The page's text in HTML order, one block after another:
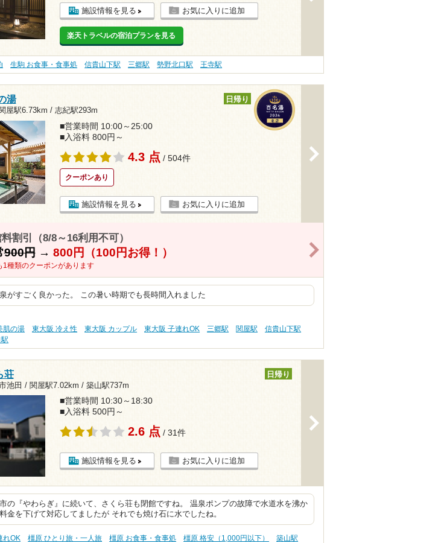
施設情報を見る お気に入りに追加
楽天トラベルの宿泊プランを見る
生駒 お食事・食事処 信貴山下駅 三郷駅 勢野北口駅 王寺駅
湯
屋駅6.73km / 志紀駅293m
日帰り
■営業時間 10:00～25:00
■入浴料 800円～
4.3 点 / 504件
クーポンあり
施設情報を見る お気に入りに追加
割引（8/8～16利用不可）
900円→ 800円（100円お得！）
1種類のクーポンがあります
>
がすごく良かった。 この暑い時期でも長時間入れました
肌の湯 東大阪 冷え性 東大阪 カップル 東大阪 子連れOK 三郷駅 関屋駅
信貴山下駅
荘
池田 / 関屋駅7.02km / 築山駅737m
日帰り
■営業時間 10:30～18:30
■入浴料 500円～
2.6 点 / 31件
施設情報を見る お気に入りに追加
の『やわらぎ』に続いて、さくら荘も閉館ですね。 温泉ポンプの故障で水道水を沸か
金を下げて対応してましたが それでも焼け石に水でしたね。
れOK 橿原 ひとり旅・一人旅 橿原 お食事・食事処 橿原 格安（1,000円以下） 築山駅